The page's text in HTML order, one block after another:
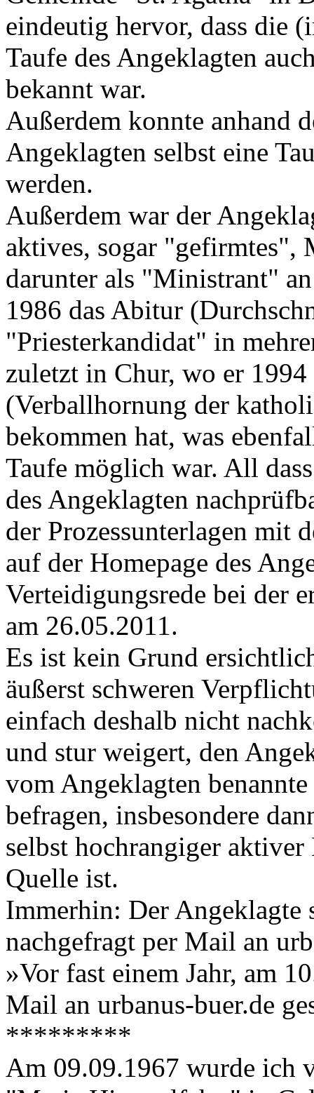
eindeutig hervor, dass die
Taufe des Angeklagten
bekannt war.
Außerdem konnte anhand
Angeklagten selbst eine
werden.
Außerdem war der
aktives, sogar
darunter als "Ministrant"
1986 das Abitur
"Priesterkandidat" in
zuletzt in Chur, wo er
(Verballhornung der
bekommen hat, was
Taufe möglich war. All
des Angeklagten
der Prozessunterlagen mit
auf der Homepage des
Verteidigungsrede bei der
am 26.05.2011.
Es ist kein Grund
äußerst schweren
einfach deshalb nicht
und stur weigert, den
vom Angeklagten
befragen, insbesondere
selbst hochrangiger
Quelle ist.
Immerhin: Der Angeklagte
nachgefragt per Mail an
»Vor fast einem Jahr, am
Mail an urbanus-buer.de
*********
Am 09.09.1967 wurde ich